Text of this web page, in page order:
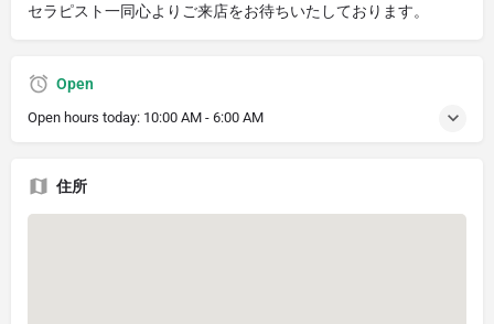
セラピスト一同心よりご来店をお待ちいたしております。
Open
Open hours today: 10:00 AM - 6:00 AM
住所